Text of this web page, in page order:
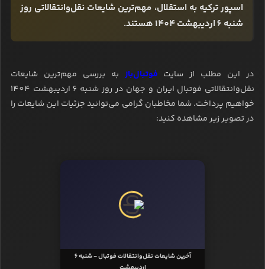
اسپور ترکیه به استقلال، مهم‌ترین شایعات نقل‌وانتقالاتی روز
شنبه 6 اردیبهشت 1404 هستند.
در این مطلب از سایت فوتبال‌باز به بررسی مهم‌ترین شایعات
نقل‌وانتقالاتی فوتبال ایران و جهان در روز شنبه 6 اردیبهشت 1404
خواهیم پرداخت. شما مخاطبان گرامی می‌توانید جزئیات این شایعات را
در تصویر زیر مشاهده کنید:
آخرین شایعات نقل‌وانتقالات فوتبال - شنبه 6